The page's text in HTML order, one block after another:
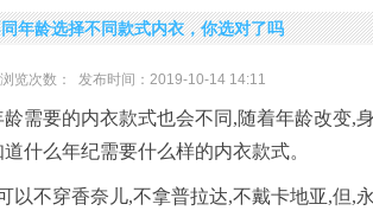
年龄选择不同款式内衣，你选对了吗
浏览次数： 发布时间：2019-10-14 14:11
龄需要的内衣款式也会不同,随着年龄改变,
什么年纪需要什么样的内衣款式。
以不穿香奈儿,不拿普拉达,不戴卡地亚,但,